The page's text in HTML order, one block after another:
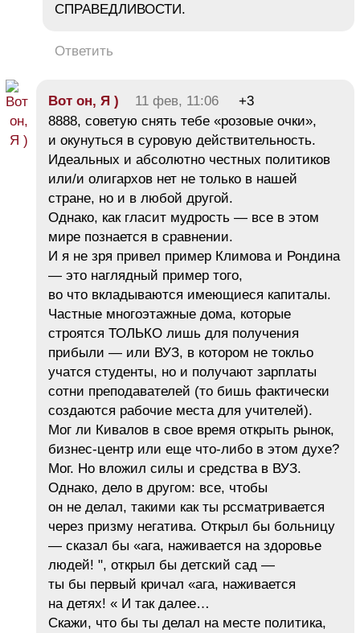
СПРАВЕДЛИВОСТИ.
Ответить
Вот он, Я ) 11 фев, 11:06
+3
8888, советую снять тебе «розовые очки»,
и окунуться в суровую действительность.
Идеальных и абсолютно честных политиков
или/и олигархов нет не только в нашей
стране, но и в любой другой.
Однако, как гласит мудрость — все в этом
мире познается в сравнении.
И я не зря привел пример Климова и Рондина
— это наглядный пример того,
во что вкладываются имеющиеся капиталы.
Частные многоэтажные дома, которые
строятся ТОЛЬКО лишь для получения
прибыли — или ВУЗ, в котором не токльо
учатся студенты, но и получают зарплаты
сотни преподавателей (то бишь фактически
создаются рабочие места для учителей).
Мог ли Кивалов в свое время открыть рынок,
бизнес-центр или еще что-либо в этом духе?
Мог. Но вложил силы и средства в ВУЗ.
Однако, дело в другом: все, чтобы
он не делал, такими как ты рссматривается
через призму негатива. Открыл бы больницу
— сказал бы «ага, наживается на здоровье
людей! ", открыл бы детский сад —
ты бы первый кричал «ага, наживается
на детях! « И так далее…
Скажи, что бы ты делал на месте политика,